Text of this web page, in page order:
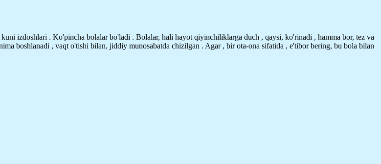
izdoshlari . Ko'pincha bolalar bo'ladi . Bolalar, hali hayot qiyinchiliklarga duch , qaysi, ko'rinadi , hamma bor, tez va
boshlanadi , vaqt o'tishi bilan, jiddiy munosabatda chizilgan . Agar , bir ota-ona sifatida , e'tibor bering, bu bola bilan